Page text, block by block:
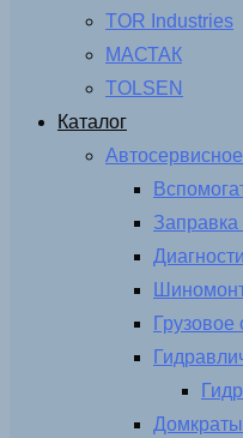
TOR Industries
МАСТАК
TOLSEN
Каталог
Заправка
Грузовое
Домкраты